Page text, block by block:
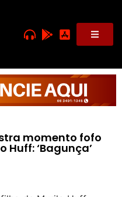
momento fofo
Huff: ‘Bagunça’